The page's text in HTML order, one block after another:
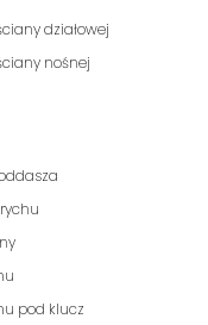
działowej
nośnej
pod klucz